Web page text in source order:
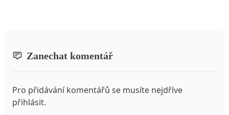
Zanechat komentář
Pro přidávání komentářů se musíte nejdříve
přihlásit.